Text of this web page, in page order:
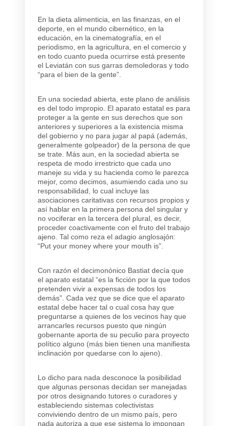
En la dieta alimenticia, en las finanzas, en el
deporte, en el mundo cibernético, en la
educación, en la cinematografía, en el
periodismo, en la agricultura, en el comercio y
en todo cuanto pueda ocurrirse está presente
el Leviatán con sus garras demoledoras y todo
“para el bien de la gente”.
En una sociedad abierta, este plano de análisis
es del todo impropio. El aparato estatal es para
proteger a la gente en sus derechos que son
anteriores y superiores a la existencia misma
del gobierno y no para jugar al papá (además,
generalmente golpeador) de la persona de que
se trate. Más aun, en la sociedad abierta se
respeta de modo irrestricto que cada uno
maneje su vida y su hacienda como le parezca
mejor, como decimos, asumiendo cada uno su
responsabilidad, lo cual incluye las
asociaciones caritativas con recursos propios y
así hablar en la primera persona del singular y
no vociferar en la tercera del plural, es decir,
proceder coactivamente con el fruto del trabajo
ajeno. Tal como reza el adagio anglosajón:
“Put your money where your mouth is”.
Con razón el decimonónico Bastiat decía que
el aparato estatal “es la ficción por la que todos
pretenden vivir a expensas de todos los
demás”. Cada vez que se dice que el aparato
estatal debe hacer tal o cual cosa hay que
preguntarse a quienes de los vecinos hay que
arrancarles recursos puesto que ningún
gobernante aporta de su peculio para proyecto
político alguno (más bien tienen una manifiesta
inclinación por quedarse con lo ajeno).
Lo dicho para nada desconoce la posibilidad
que algunas personas decidan ser manejadas
por otros designando tutores o curadores y
estableciendo sistemas colectivistas
conviviendo dentro de un mismo país, pero
nada autoriza a que ese sistema lo impongan